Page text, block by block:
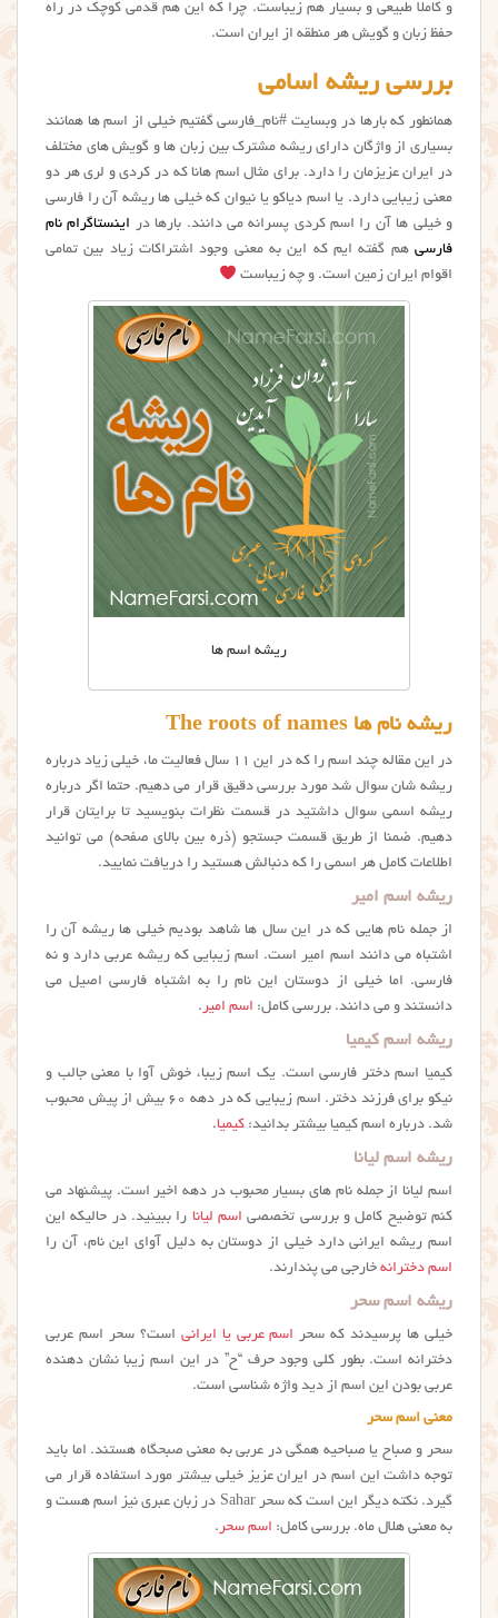
و کاملا طبیعی و بسیار هم زیباست. چرا که این هم قدمی کوچک در راه
حفظ زبان و گویش هر منطقه از ایران است.
بررسی ریشه اسامی
همانطور که بارها در وبسایت #نام_فارسی گفتیم خیلی از اسم ها همانند
بسیاری از واژگان دارای ریشه مشترک بین زبان ها و گویش های مختلف
در ایران عزیزمان را دارد. برای مثال اسم هانا که در کردی و لری هر دو
معنی زیبایی دارد. یا اسم دیاکو یا نیوان که خیلی ها ریشه آن را فارسی
و خیلی ها آن را اسم کردی پسرانه می دانند. بارها در اینستاگرام نام
فارسی هم گفته ایم که این به معنی وجود اشتراکات زیاد بین تمامی
اقوام ایران زمین است. و چه زیباست
ریشه اسم ها
ریشه نام ها The roots of names
در این مقاله چند اسم را که در این ۱۱ سال فعالیت ما، خیلی زیاد درباره
ریشه شان سوال شد مورد بررسی دقیق قرار می دهیم. حتما اگر درباره
ریشه اسمی سوال داشتید در قسمت نظرات بنویسید تا برایتان قرار
دهیم. ضمنا از طریق قسمت جستجو (ذره بین بالای صفحه) می توانید
اطلاعات کامل هر اسمی را که دنبالش هستید را دریافت نمایید.
ریشه اسم امیر
از جمله نام هایی که در این سال ها شاهد بودیم خیلی ها ریشه آن را
اشتباه می دانند اسم امیر است. اسم زیبایی که ریشه عربی دارد و نه
فارسی. اما خیلی از دوستان این نام را به اشتباه فارسی اصیل می
دانستند و می دانند. بررسی کامل: اسم امیر.
ریشه اسم کیمیا
کیمیا اسم دختر فارسی است. یک اسم زیبا، خوش آوا با معنی جالب و
نیکو برای فرزند دختر. اسم زیبایی که در دهه ۶۰ بیش از پیش محبوب
شد. درباره اسم کیمیا بیشتر بدانید: کیمیا.
ریشه اسم لیانا
اسم لیانا از جمله نام های بسیار محبوب در دهه اخیر است. پیشنهاد می
کنم توضیح کامل و بررسی تخصصی اسم لیانا را ببینید. در حالیکه این
اسم ریشه ایرانی دارد خیلی از دوستان به دلیل آوای این نام، آن را
اسم دخترانه خارجی می پندارند.
ریشه اسم سحر
خیلی ها پرسیدند که سحر اسم عربی یا ایرانی است؟ سحر اسم عربی
دخترانه است. بطور کلی وجود حرف “ح” در این اسم زیبا نشان دهنده
عربی بودن این اسم از دید واژه شناسی است.
معنی اسم سحر
سحر و صباح یا صباحیه همگی در عربی به معنی صبحگاه هستند. اما باید
توجه داشت این اسم در ایران عزیز خیلی بیشتر مورد استفاده قرار می
گیرد. نکته دیگر این است که سحر Sahar در زبان عبری نیز اسم هست و
به معنی هلال ماه. بررسی کامل: اسم سحر.